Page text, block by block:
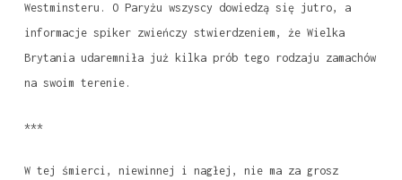
Westminsteru. O Paryżu wszyscy dowiedzą się jutro, a
informacje spiker zwieńczy stwierdzeniem, że Wielka
Brytania udaremniła już kilka prób tego rodzaju zamachów
na swoim terenie.
***
W tej śmierci, niewinnej i nagłej, nie ma za grosz